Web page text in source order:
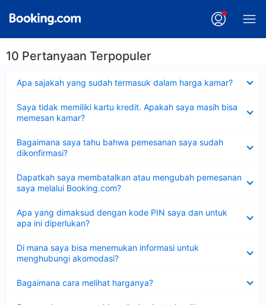
10 Pertanyaan Terpopuler
Apa sajakah yang sudah termasuk dalam harga kamar?
Saya tidak memiliki kartu kredit. Apakah saya masih bisa
memesan kamar?
Bagaimana saya tahu bahwa pemesanan saya sudah
dikonfirmasi?
Dapatkah saya membatalkan atau mengubah pemesanan
saya melalui Booking.com?
Apa yang dimaksud dengan kode PIN saya dan untuk
apa ini diperlukan?
Di mana saya bisa menemukan informasi untuk
menghubungi akomodasi?
Bagaimana cara melihat harganya?